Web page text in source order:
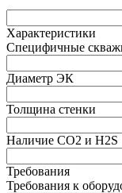
Характеристики
Специфичные
Диаметр ЭК
Толщина стенки
Наличие СО2 и H2S
Требования
Требования к